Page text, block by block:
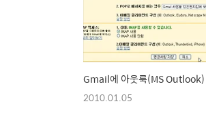
Gmail에 아웃룩(MS Outlook)
2010.01.05